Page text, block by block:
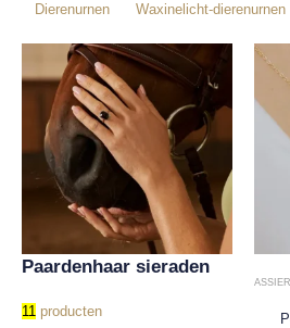
Dierenurnen Waxinelicht-dierenurnen
Paardenhaar sieraden
11 producten